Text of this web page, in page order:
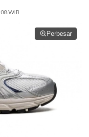
WIB
Perbesar